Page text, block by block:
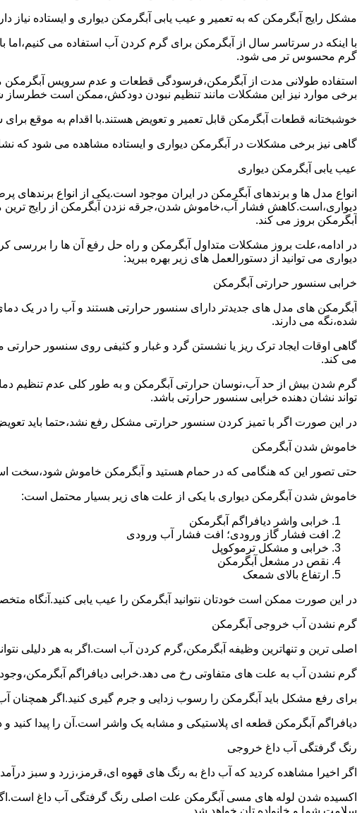
مشکل رایج آبگرمکن که به تعمیر و عیب یابی آبگرمکن دیواری و ایستاده نیاز
با اینکه در سرتاسر سال از آبگرمکن برای گرم کردن آب استفاده می
گرم محسوس تر می شود.
استفاده طولانی مدت از آبگرمکن،فرسودگی قطعات و عدم سرویس
برخی موارد نیز این مشکلات مانند تنظیم نبودن دودکش،ممکن است خطرساز
خوشبختانه قطعات آبگرمکن قابل تعمیر و تعویض هستند.با اقدام به موقع
گاهی نیز برخی مشکلات در آبگرمکن دیواری و ایستاده مشاهده می شود که
عیب یابی آبگرمکن دیواری
انواع مدل ها و برندهای آبگرمکن در ایران موجود است.یکی از انواع برندهای
دیواری،است.کاهش فشار آب،خاموش شدن،جرقه نزدن آبگرمکن از رایج
آبگرمکن بروز می کند.
در ادامه،علت بروز مشکلات متداول آبگرمکن و راه حل رفع آن ها را بررسی
دیواری می توانید از دستورالعمل های زیر بهره ببرید:
خرابی سنسور حرارتی آبگرمکن
آبگرمکن های مدل های جدیدتر دارای سنسور حرارتی هستند و آب را در یک
شده،نگه می دارند.
گاهی اوقات ایجاد ترک ریز یا نشستن گرد و غبار و کثیفی روی سنسور حرارتی
می کند.
گرم شدن بیش از حد آب،نوسان حرارتی آبگرمکن و به طور کلی عدم تنظیم
تواند نشان دهنده خرابی سنسور حرارتی باشد.
در این صورت اگر با تمیز کردن سنسور حرارتی مشکل رفع نشد،حتما باید
خاموش شدن آبگرمکن
حتی تصور این که هنگامی که در حمام هستید و آبگرمکن خاموش
خاموش شدن آبگرمکن دیواری با یکی از علت های زیر بسیار محتمل است:
خرابی واشر دیافراگم آبگرمکن
افت فشار گاز ورودی؛ افت فشار آب ورودی
خرابی و مشکل ترموکوپل
نقص در مشعل آبگرمکن
ارتفاع بالای شمعک
در این صورت ممکن است خودتان نتوانید آبگرمکن را عیب یابی کنید.آنگاه
گرم نشدن آب خروجی آبگرمکن
اصلی ترین و تنهاترین وظیفه آبگرمکن،گرم کردن آب است.اگر به هر دلیلی
گرم نشدن آب به علت های متفاوتی رخ می دهد.خرابی دیافراگم
برای رفع مشکل باید آبگرمکن را رسوب زدایی و جرم گیری کنید.اگر همچنان
دیافراگم آبگرمکن قطعه ای پلاستیکی و مشابه یک واشر است.آن را پیدا کنید
رنگ گرفتگی آب داغ خروجی
اگر اخیرا مشاهده کردید که آب داغ به رنگ های قهوه ای،قرمز،زرد و سبز
اکسیده شدن لوله های مسی آبگرمکن علت اصلی رنگ گرفتگی آب داغ است.اگر
سلامت شما و خانواده تان خواهد شد.